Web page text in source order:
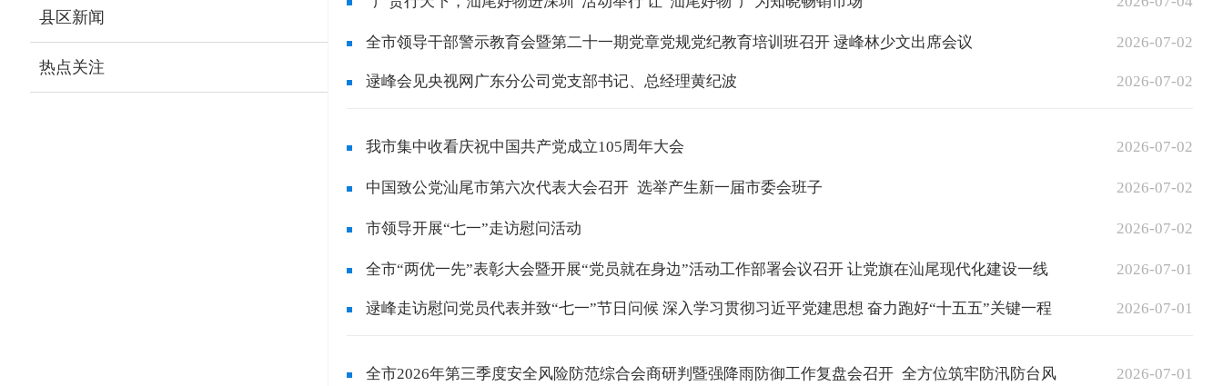
县区新闻
热点关注
全市领导干部警示教育会暨第二十一期党章党规党纪教育培训班召开 逯峰林少文出席会议 2026-07-02
逯峰会见央视网广东分公司党支部书记、总经理黄纪波 2026-07-02
我市集中收看庆祝中国共产党成立105周年大会 2026-07-02
中国致公党汕尾市第六次代表大会召开 选举产生新一届市委会班子 2026-07-02
市领导开展“七一”走访慰问活动 2026-07-02
全市“两优一先”表彰大会暨开展“党员就在身边”活动工作部署会议召开 让党旗在汕尾现代化建设一线
高...
2026-07-01
逯峰走访慰问党员代表并致“七一”节日问候 深入学习贯彻习近平党建思想 奋力跑好“十五五”关键一程 2026-07-01
全市2026年第三季度安全风险防范综合会商研判暨强降雨防御工作复盘会召开 全方位筑牢防汛防台风 2026-07-01